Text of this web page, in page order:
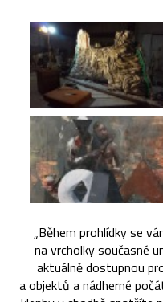
„Během prohlídky se
na vrcholky současné
aktuálně dostupnou
a objektů a nádherné